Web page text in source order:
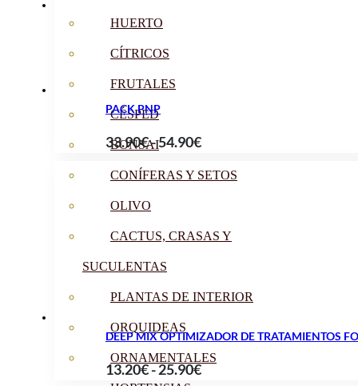
HUERTO
CÍTRICOS
FRUTALES
CÉSPED
BONSAI
CONÍFERAS Y SETOS
OLIVO
CACTUS, CRASAS Y
SUCULENTAS
PLANTAS DE INTERIOR
ORQUIDEAS
ORNAMENTALES
PACK PNP
33.90€-54.90€Rango
precios:
33.90€
DEEP MIX OPTIMIZADOR DE TRATAMIENTOS
13.20€-25.90€Rango